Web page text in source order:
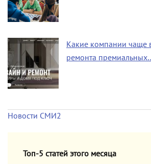
Какие компании чаще
ремонта
Новости СМИ2
Топ-5 статей этого месяца